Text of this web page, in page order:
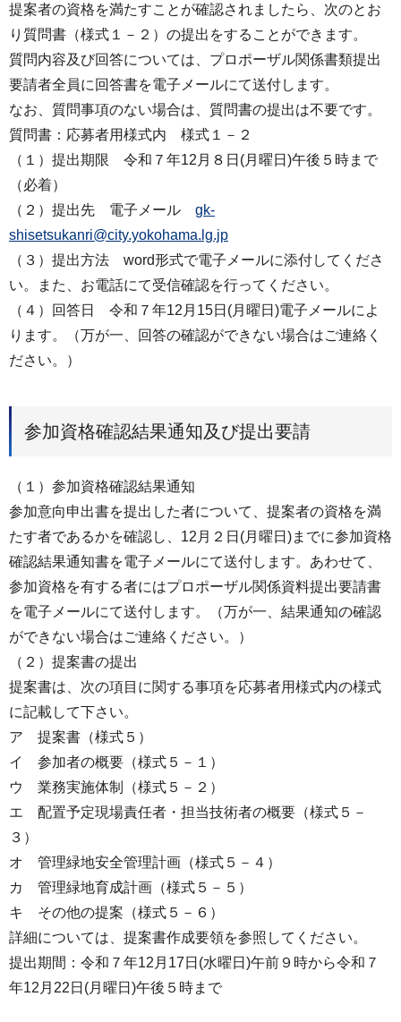
提案者の資格を満たすことが確認されましたら、次のとお
り質問書（様式１－２）の提出をすることができます。
質問内容及び回答については、プロポーザル関係書類提出
要請者全員に回答書を電子メールにて送付します。
なお、質問事項のない場合は、質問書の提出は不要です。
質問書：応募者用様式内 様式１－２
（１）提出期限 令和７年12月８日(月曜日)午後５時まで
（必着）
（２）提出先 電子メール gk-
shisetsukanri@city.yokohama.lg.jp
（３）提出方法 word形式で電子メールに添付してくださ
い。また、お電話にて受信確認を行ってください。
（４）回答日 令和７年12月15日(月曜日)電子メールによ
ります。（万が一、回答の確認ができない場合はご連絡く
ださい。）
参加資格確認結果通知及び提出要請
（１）参加資格確認結果通知
参加意向申出書を提出した者について、提案者の資格を満
たす者であるかを確認し、12月２日(月曜日)までに参加資格
確認結果通知書を電子メールにて送付します。あわせて、
参加資格を有する者にはプロポーザル関係資料提出要請書
を電子メールにて送付します。（万が一、結果通知の確認
ができない場合はご連絡ください。）
（２）提案書の提出
提案書は、次の項目に関する事項を応募者用様式内の様式
に記載して下さい。
ア 提案書（様式５）
イ 参加者の概要（様式５－１）
ウ 業務実施体制（様式５－２）
エ 配置予定現場責任者・担当技術者の概要（様式５－
３）
オ 管理緑地安全管理計画（様式５－４）
カ 管理緑地育成計画（様式５－５）
キ その他の提案（様式５－６）
詳細については、提案書作成要領を参照してください。
提出期間：令和７年12月17日(水曜日)午前９時から令和７
年12月22日(月曜日)午後５時まで